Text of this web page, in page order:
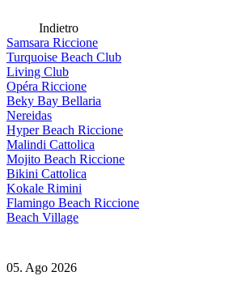
Indietro
Samsara Riccione
Turquoise Beach Club
Living Club
Opéra Riccione
Beky Bay Bellaria
Nereidas
Hyper Beach Riccione
Malindi Cattolica
Mojito Beach Riccione
Bikini Cattolica
Kokale Rimini
Flamingo Beach Riccione
Beach Village
05. Ago 2026